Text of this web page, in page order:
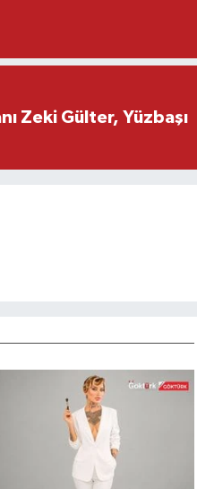
Zeki Gülter, Yüzbaşı